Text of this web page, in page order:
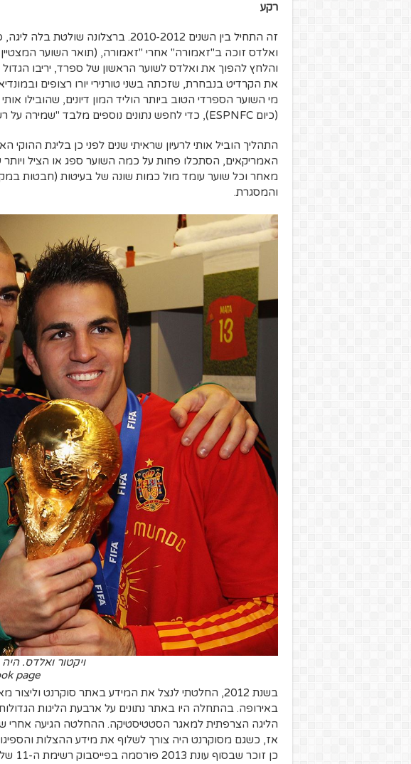
רקע
זה התחיל בין השנים 2010-2012. ברצלונה
ואלדס זוכה ב"זאמורה" אחרי "זאמורה, (תואר השוער
והלחץ להפוך את ואלדס לשוער הראשון של ספרד, יריבו
את הקרדיט בנבחרת, שזכתה בשני טורנירי יורו רצופים
(כיום ESPNFC), כדי לחפש נתונים נוספים מלבד "שמירה על רשת נקייה" ו"כמות הצלות".
האמריקאים, הסתכלו פחות על כמה השוער ספג או הציל ויותר
מאחר וכל שוער עומד מול כמות שונה של בעיטות (חבטות
והמסגרת.
ויקטור ואלדס.
page
בשנת 2012, החלטתי לנצל את המידע באתר סוקרנט
באירופה. בהתחלה היו באתר נתונים על ארבעת הליגות
הליגה הצרפתית למאגר הסטטיסטיקה. ההחלטה הגיעה אחרי
אז, כשגם מסוקרנט היה צורך לשלוף את מידע ההצלות
כן